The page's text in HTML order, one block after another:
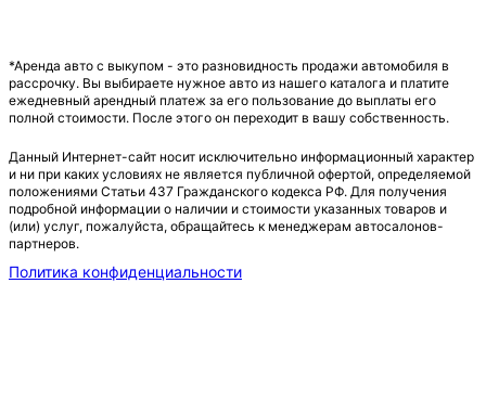
*Аренда авто с выкупом - это разновидность продажи автомобиля в
рассрочку. Вы выбираете нужное авто из нашего каталога и платите
ежедневный арендный платеж за его пользование до выплаты его
полной стоимости. После этого он переходит в вашу собственность.
Данный Интернет-сайт носит исключительно информационный характер
и ни при каких условиях не является публичной офертой, определяемой
положениями Статьи 437 Гражданского кодекса РФ. Для получения
подробной информации о наличии и стоимости указанных товаров и
(или) услуг, пожалуйста, обращайтесь к менеджерам автосалонов-
партнеров.
Политика конфиденциальности